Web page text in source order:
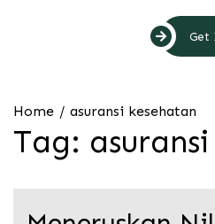
Get
Home asuransi kesehatan
Tag: